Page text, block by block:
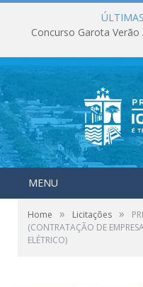
Concurso Garota
MENU
Home » Licitações »
(CONTRATAÇÃO DE
ELÉTRICO)